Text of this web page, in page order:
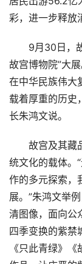
彩，进一步释放
9月30日，故
故宫博物院”大
在中华民族伟大
载着厚重的历史
长朱鸿文说。
故宫及其藏品
统文化的载体。
作的多元探索，
展。”朱鸿文举
清图像，面向公
四季变换的紫禁
《只此青绿》